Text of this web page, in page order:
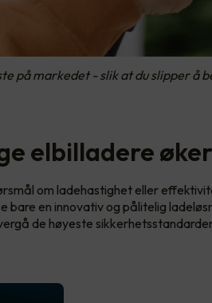
på markedet - slik at du slipper å
elbilladere øker
om ladehastighet eller
bare en innovativ og pålitelig
de høyeste